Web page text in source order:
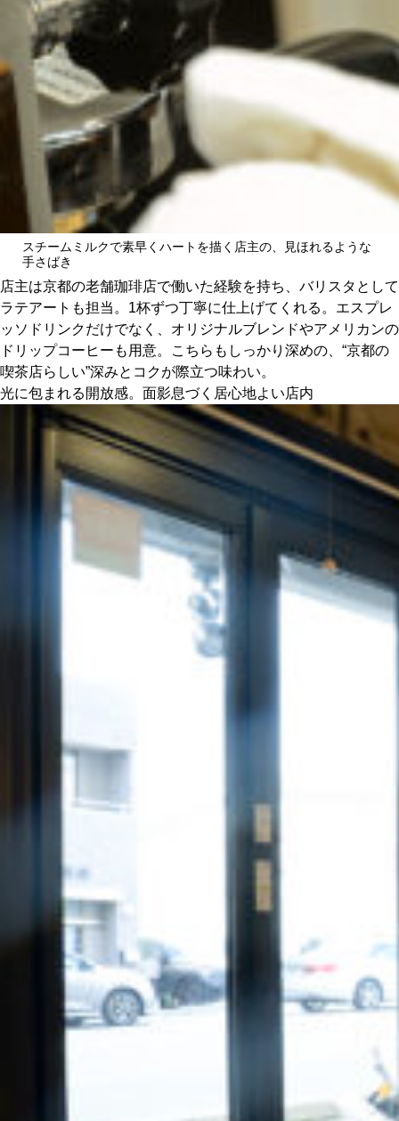
スチームミルクで素早くハートを描く店主の、見ほれるような
手さばき
店主は京都の老舗珈琲店で働いた経験を持ち、バリスタとして
ラテアートも担当。1杯ずつ丁寧に仕上げてくれる。エスプレ
ッソドリンクだけでなく、オリジナルブレンドやアメリカンの
ドリップコーヒーも用意。こちらもしっかり深めの、“京都の
喫茶店らしい”深みとコクが際立つ味わい。
光に包まれる開放感。面影息づく居心地よい店内